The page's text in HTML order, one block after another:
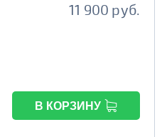
11 900 руб.
В КОРЗИНУ